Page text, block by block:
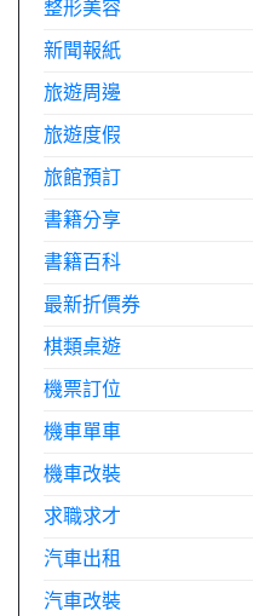
整形美容
新聞報紙
旅遊周邊
旅遊度假
旅館預訂
書籍分享
書籍百科
最新折價券
棋類桌遊
機票訂位
機車單車
機車改裝
求職求才
汽車出租
汽車改裝